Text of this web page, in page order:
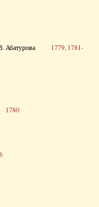
Абатурова 1779, 1781-
1780